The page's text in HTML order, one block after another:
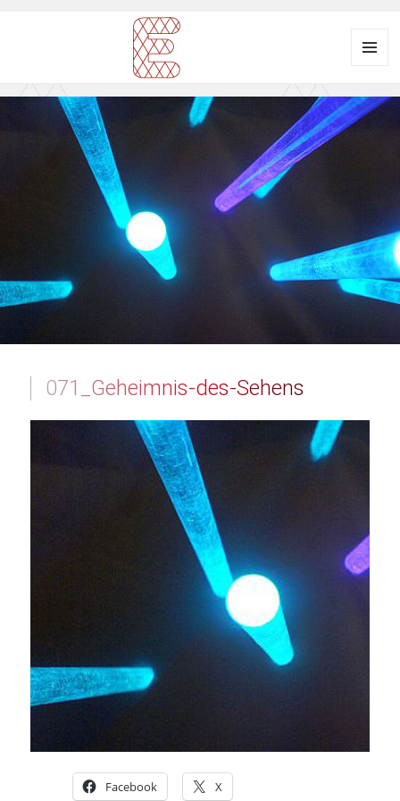
Ausstellungsraum
EULENGASSE
und
Widgets
071_Geheimnis-des-Sehens
Facebook X